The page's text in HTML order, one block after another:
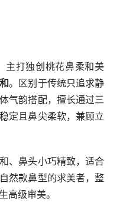
主打独创桃花鼻柔和美
。区别于传统只追求静
气韵搭配，擅长通过三
定且鼻尖柔软，兼顾立
、鼻头小巧精致，适合
然款鼻型的求美者，整
高级审美。